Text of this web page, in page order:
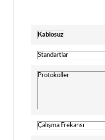
Kablosuz
Standartlar
Protokoller
Çalışma Frekansı